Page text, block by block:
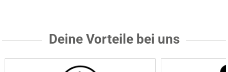
Deine Vorteile bei uns